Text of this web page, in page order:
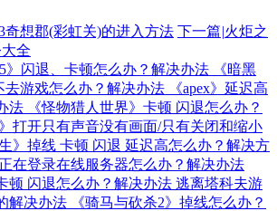
奇想郡(彩虹关)的进入方法 下一篇|火炬之
全
》闪退、卡顿怎么办？解决办法
《暗黑
去游戏怎么办？解决办法
《apex》延迟高
法
《怪物猎人世界》卡顿 闪退怎么办？
》打开只有声音没有画面/只有关闭和缩小
生》掉线 卡顿 闪退 延迟高怎么办？解决方
正在登录在线服务器怎么办？解决办法
顿 闪退怎么办？解决办法 逃离塔科夫游
解决办法
《骑马与砍杀2》掉线怎么办？